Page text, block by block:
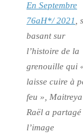
En Septembre
76aH*/ 2021,
basant sur
l’histoire de la
grenouille qui
laisse cuire à
feu », Maitreya
Raël a partagé
l’image